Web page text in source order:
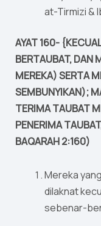
at-Tirmizi &
AYAT 160-
BERTAUBAT, DAN
MEREKA) SERTA
SEMBUNYIKAN);
TERIMA TAUBAT
PENERIMA
BAQARAH 2:160)
Mereka
dilaknat
sebenar-